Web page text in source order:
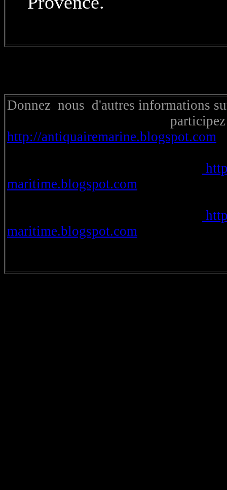
Donnez nous d'autres
participez
http://antiquairemarine.blogspot.com
maritime.blogspot.com
maritime.blogspot.com